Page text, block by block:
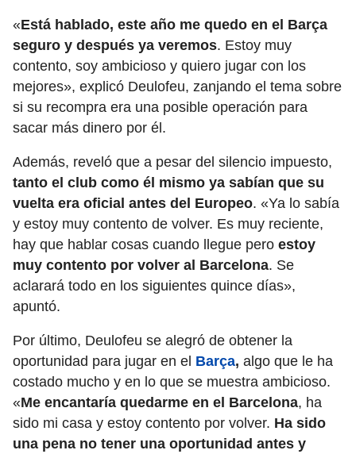
«Está hablado, este año me quedo en el Barça
seguro y después ya veremos. Estoy muy
contento, soy ambicioso y quiero jugar con los
mejores», explicó Deulofeu, zanjando el tema sobre
si su recompra era una posible operación para
sacar más dinero por él.
Además, reveló que a pesar del silencio impuesto,
tanto el club como él mismo ya sabían que su
vuelta era oficial antes del Europeo. «Ya lo sabía
y estoy muy contento de volver. Es muy reciente,
hay que hablar cosas cuando llegue pero estoy
muy contento por volver al Barcelona. Se
aclarará todo en los siguientes quince días»,
apuntó.
Por último, Deulofeu se alegró de obtener la
oportunidad para jugar en el Barça, algo que le ha
costado mucho y en lo que se muestra ambicioso.
«Me encantaría quedarme en el Barcelona, ha
sido mi casa y estoy contento por volver. Ha sido
una pena no tener una oportunidad antes y